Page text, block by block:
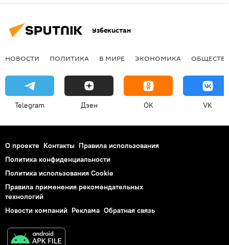
Узбекистан
НОВОСТИ ПОЛИТИКА В МИРЕ ЭКОНОМИКА
Telegram Дзен OK VK
О проекте Контакты Правила использования
Политика конфиденциальности
Политика использования Cookie
Правила применения рекомендательных
технологий
Новости компаний Реклама Обратная связь